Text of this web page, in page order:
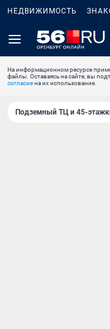
НЕДВИЖИМОСТЬ
На информационном ресурсе
файлы. Оставаясь на сайте, вы
согласиена их использование.
Подземный ТЦ и 45-